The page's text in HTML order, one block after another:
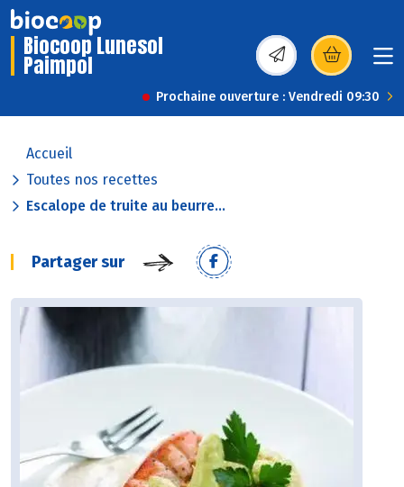
Biocoop Lunesol
Paimpol (s’ouvre dans une
Prochaine ouverture : Vendredi 09:30
Accueil
Toutes nos recettes
Escalope de truite au beurre...
Partager sur